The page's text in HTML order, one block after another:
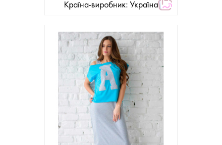
Країна-виробник: Україна